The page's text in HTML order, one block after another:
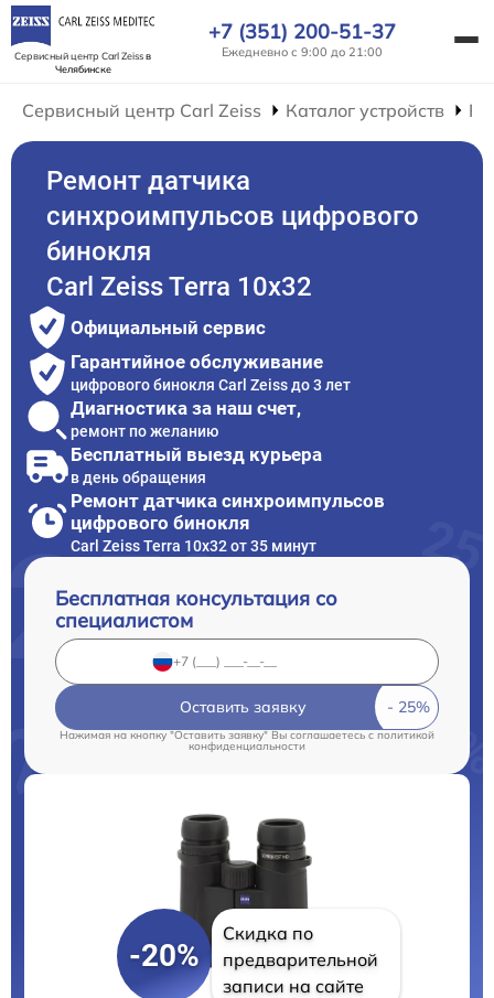
Сервисный центр Carl Zeissв
Челябинске
+7 (351) 200-51-37
Ежедневно с 9:00 до 21:00
Сервисный центр Carl Zeiss Каталог устройств
Ремонт датчика
синхроимпульсов цифрового
бинокля
Carl Zeiss Terra 10x32
Официальный сервис
Гарантийное обслуживание
цифрового бинокля Carl Zeiss до 3 лет
Диагностика за наш счет,
ремонт по желанию
Бесплатный выезд курьера
в день обращения
Ремонт датчика синхроимпульсов
цифрового бинокля
Carl Zeiss Terra 10x32 от 35 минут
Бесплатная консультация со
специалистом
Оставить заявку
Нажимая на кнопку "Оставить заявку" Вы соглашаетесь cполитикой
конфиденциальности
-20%
Скидка по
предварительной
записи на сайте